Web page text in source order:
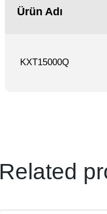
Ürün Adı
KXT15000Q
Related